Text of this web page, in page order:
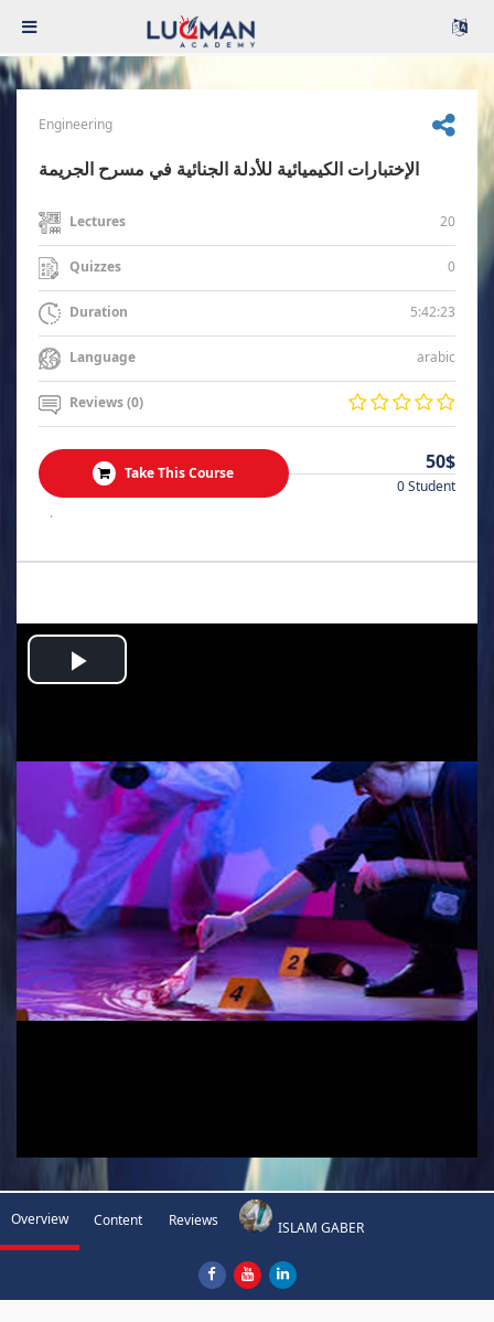
Engineering
الإختبارات الكيميائية للأدلة الجنائية في مسرح الجريمة
Lectures 20
Quizzes 0
Duration 5:42:23
Language arabic
Reviews (0)
Take This Course 50$
0 Student
.
Play
Overview Content Reviews ISLAM GABER